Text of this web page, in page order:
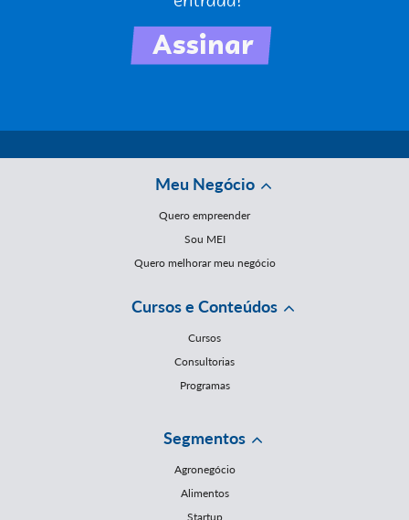
Meu Negócio
Quero empreender
Sou MEI
Quero melhorar meu negócio
Cursos e Conteúdos
Cursos
Consultorias
Programas
Segmentos
Agronegócio
Alimentos
Startup